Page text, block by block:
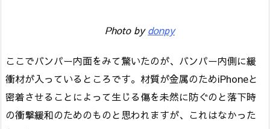
Photo bydonpy
ここでバンパー内面をみて驚いたのが、バンパー内側に緩
衝材が入っているところです。材質が金属のためiPhoneと
密着させることによって生じる傷を未然に防ぐのと落下時
の衝撃緩和のためのものと思われますが、これはなかった